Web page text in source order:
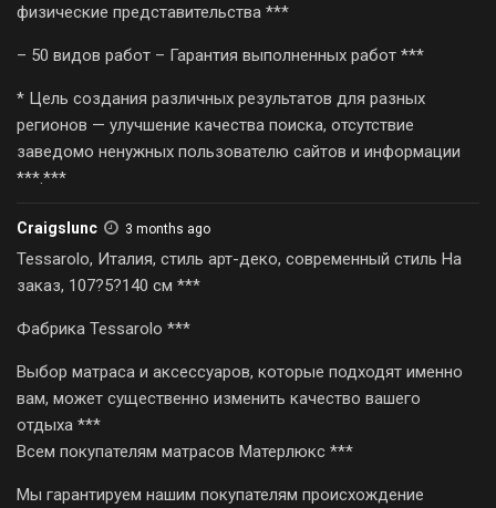
физические представительства ***
– 50 видов работ – Гарантия выполненных работ ***
* Цель создания различных результатов для разных
регионов — улучшение качества поиска, отсутствие
заведомо ненужных пользователю сайтов и информации
***.***
Craigslunc 3 months ago
Tessarolo, Италия, стиль арт-деко, современный стиль На
заказ, 107?5?140 см ***
Фабрика Tessarolo ***
Выбор матраса и аксессуаров, которые подходят именно
вам, может существенно изменить качество вашего
отдыха ***
Всем покупателям матрасов Матерлюкс ***
Мы гарантируем нашим покупателям происхождение